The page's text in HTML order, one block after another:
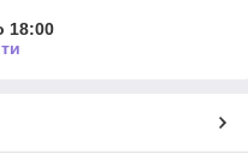
18:00